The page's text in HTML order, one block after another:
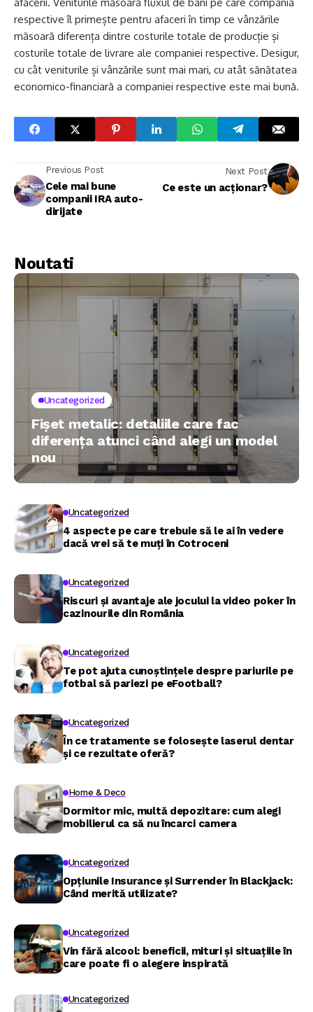
respective îl primește pentru afaceri în timp ce vânzările
măsoară diferența dintre costurile totale de producție și
costurile totale de livrare ale companiei respective. Desigur,
cu cât veniturile și vânzările sunt mai mari, cu atât sănătatea
economico-financiară a companiei respective este mai bună.
Previous Post
Cele mai bune
companii IRA auto-
dirijate
Next Post
Ce este un acționar?
Noutati
Uncategorized
Fișet metalic: detaliile care fac
diferența atunci când alegi un model
nou
Uncategorized
4 aspecte pe care trebuie să le ai în vedere
dacă vrei să te muți în Cotroceni
Uncategorized
Riscuri și avantaje ale jocului la video poker în
cazinourile din România
Uncategorized
Te pot ajuta cunoștințele despre pariurile pe
fotbal să pariezi pe eFootball?
Uncategorized
În ce tratamente se folosește laserul dentar
și ce rezultate oferă?
Home & Deco
Dormitor mic, multă depozitare: cum alegi
mobilierul ca să nu încarci camera
Uncategorized
Opțiunile Insurance și Surrender în Blackjack:
Când merită utilizate?
Uncategorized
Vin fără alcool: beneficii, mituri și situațiile în
care poate fi o alegere inspirată
Uncategorized